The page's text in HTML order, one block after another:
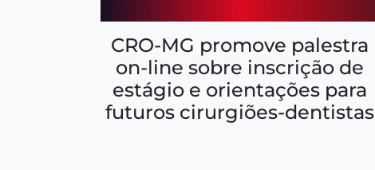
CRO-MG promove palestra
on-line sobre inscrição de
estágio e orientações para
futuros cirurgiões-dentistas